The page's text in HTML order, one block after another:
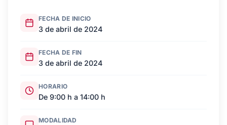
FECHA DE INICIO
3 de abril de 2024
FECHA DE FIN
3 de abril de 2024
HORARIO
De 9:00 h a 14:00 h
MODALIDAD